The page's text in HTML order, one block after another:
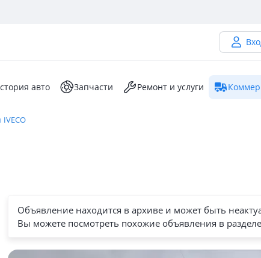
авто Запчасти Ремонт и услуги
Объявление находится в архиве и может быть
Вы можете посмотреть похожие объявления в